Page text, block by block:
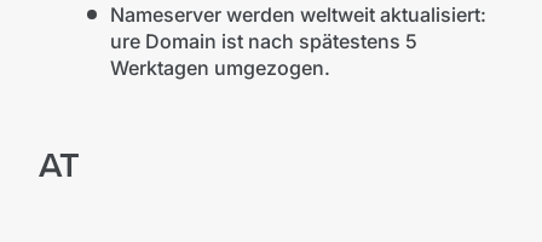
Nameserver werden weltweit aktualisiert:
ure Domain ist nach spätestens 5
Werktagen umgezogen.
AT